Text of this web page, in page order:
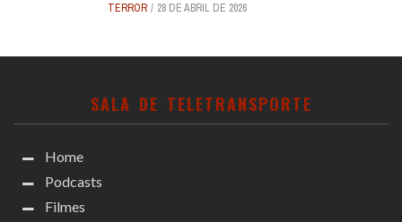
TERROR
28 DE ABRIL DE 2026
SALA DE TELETRANSPORTE
Home
Podcasts
Filmes